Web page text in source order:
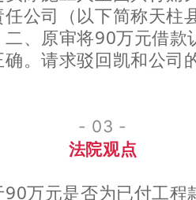
公司（以下简称天柱
、原审将90万元借款
。请求驳回凯和公司
- 03 -
法院观点
万元是否为已付工程